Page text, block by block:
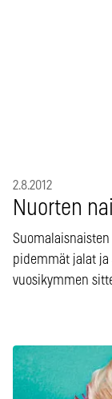
2.8.2012
Nuorten
pidemmät jalat
vuosikymmen